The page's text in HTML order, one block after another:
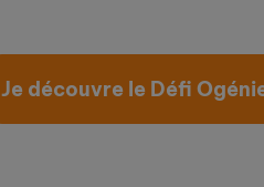
Je découvre le Défi